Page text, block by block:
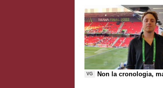
VG Non la cronologia,